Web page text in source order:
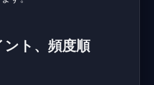
ト、頻度順